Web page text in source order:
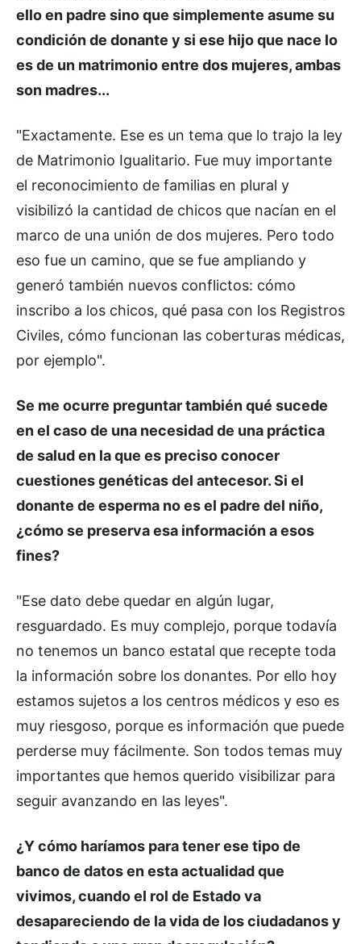
ello en padre sino que simplemente asume su
condición de donante y si ese hijo que nace lo
es de un matrimonio entre dos mujeres, ambas
son madres...
"Exactamente. Ese es un tema que lo trajo la ley
de Matrimonio Igualitario. Fue muy importante
el reconocimiento de familias en plural y
visibilizó la cantidad de chicos que nacían en el
marco de una unión de dos mujeres. Pero todo
eso fue un camino, que se fue ampliando y
generó también nuevos conflictos: cómo
inscribo a los chicos, qué pasa con los Registros
Civiles, cómo funcionan las coberturas médicas,
por ejemplo".
Se me ocurre preguntar también qué sucede
en el caso de una necesidad de una práctica
de salud en la que es preciso conocer
cuestiones genéticas del antecesor. Si el
donante de esperma no es el padre del niño,
¿cómo se preserva esa información a esos
fines?
"Ese dato debe quedar en algún lugar,
resguardado. Es muy complejo, porque todavía
no tenemos un banco estatal que recepte toda
la información sobre los donantes. Por ello hoy
estamos sujetos a los centros médicos y eso es
muy riesgoso, porque es información que puede
perderse muy fácilmente. Son todos temas muy
importantes que hemos querido visibilizar para
seguir avanzando en las leyes".
¿Y cómo haríamos para tener ese tipo de
banco de datos en esta actualidad que
vivimos, cuando el rol de Estado va
desapareciendo de la vida de los ciudadanos y